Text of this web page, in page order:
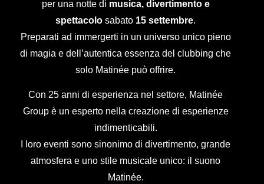
per una notte di musica, divertimento e
spettacolo sabato 15 settembre.
Preparati ad immergerti in un universo unico pieno
di magia e dell’autentica essenza del clubbing che
solo Matinée può offrire.
Con 25 anni di esperienza nel settore, Matinée
Group è un esperto nella creazione di esperienze
indimenticabili.
I loro eventi sono sinonimo di divertimento, grande
atmosfera e uno stile musicale unico: il suono
Matinée.